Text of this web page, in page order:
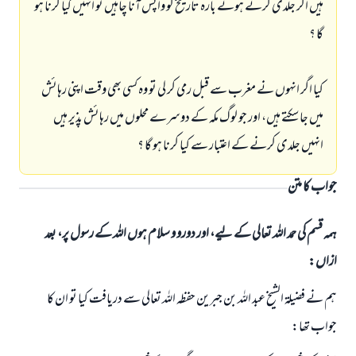
ہيں اگر جلدى كرتے ہوئے بارہ تاريخ كو واپس آنا چاہيں تو انہيں كيا كرنا ہو
گا ؟
كيا اگر انہوں نے مغرب سے قبل رمى كر لى تو وہ كسى بھى وقت اپنى رہائش
ميں جا سكتے ہيں، اور جو لوگ مكہ كے دوسرے محلوں ميں رہائش پذير ہيں
انہيں جلدى كرنے كے اعتبار سے كيا كرنا ہو گا ؟
جواب کا متن
ہمہ قسم کی حمد اللہ تعالی کے لیے، اور دورو و سلام ہوں اللہ کے رسول پر، بعد
ازاں:
ہم نے فضيلۃ الشيخ عبد اللہ بن جبرين حفظہ اللہ تعالى سے دريافت كيا تو ان كا
جواب تھا: